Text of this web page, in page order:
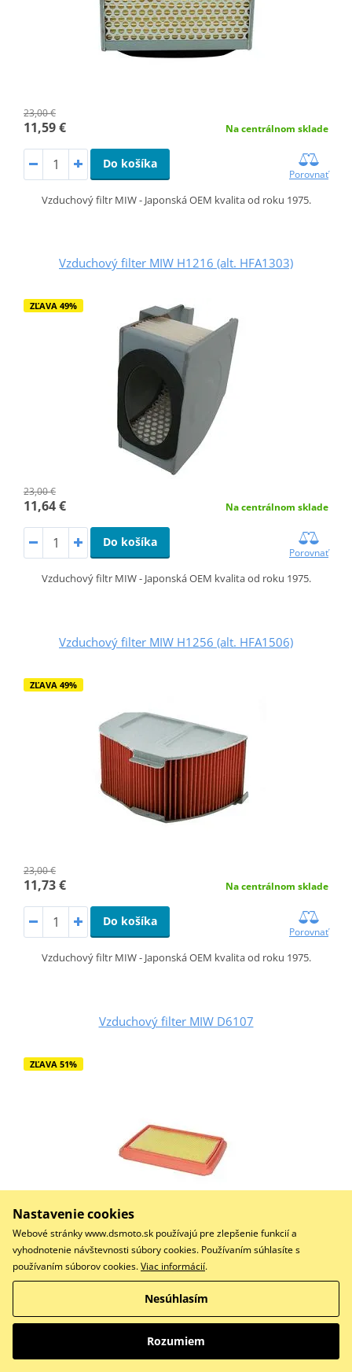
23,00 €
11,59 € Na centrálnom sklade
Do košíka
Porovnať
Vzduchový filtr MIW - Japonská OEM kvalita od roku 1975.
Vzduchový filter MIW H1216 (alt. HFA1303)
ZĽAVA 49%
23,00 €
11,64 € Na centrálnom sklade
Do košíka
Porovnať
Vzduchový filtr MIW - Japonská OEM kvalita od roku 1975.
Vzduchový filter MIW H1256 (alt. HFA1506)
ZĽAVA 49%
23,00 €
11,73 € Na centrálnom sklade
Do košíka
Porovnať
Vzduchový filtr MIW - Japonská OEM kvalita od roku 1975.
Vzduchový filter MIW D6107
ZĽAVA 51%
24,00 €
11,80 €
Do košíka
Vzduchovy filtr MIW - Japonska OEM kvalita od roku 1975.
Nastavenie cookies
Webové stránky www.dsmoto.sk používajú pre zlepšenie funkcií a
vyhodnotenie návštevnosti súbory cookies. Používaním súhlasíte s
používaním súborov cookies.Viac informácií.
Nesúhlasím
Rozumiem